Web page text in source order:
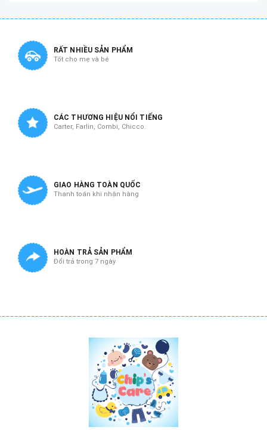
RẤT NHIỀU SẢN PHẨM
Tốt cho mẹ và bé
CÁC THƯƠNG HIỆU NỔI TIẾNG
Carter, Farlin, Combi, Chicco.
GIAO HÀNG TOÀN QUỐC
Thanh toán khi nhận hàng
HOÀN TRẢ SẢN PHẨM
Đổi trả trong 7 ngày